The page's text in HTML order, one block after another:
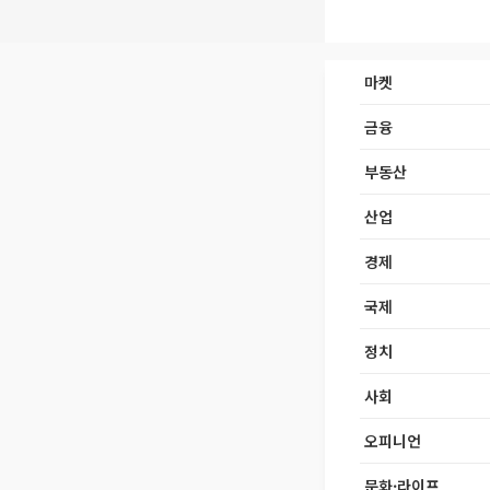
마켓
금융
부동산
산업
경제
국제
정치
사회
오피니언
문화·라이프